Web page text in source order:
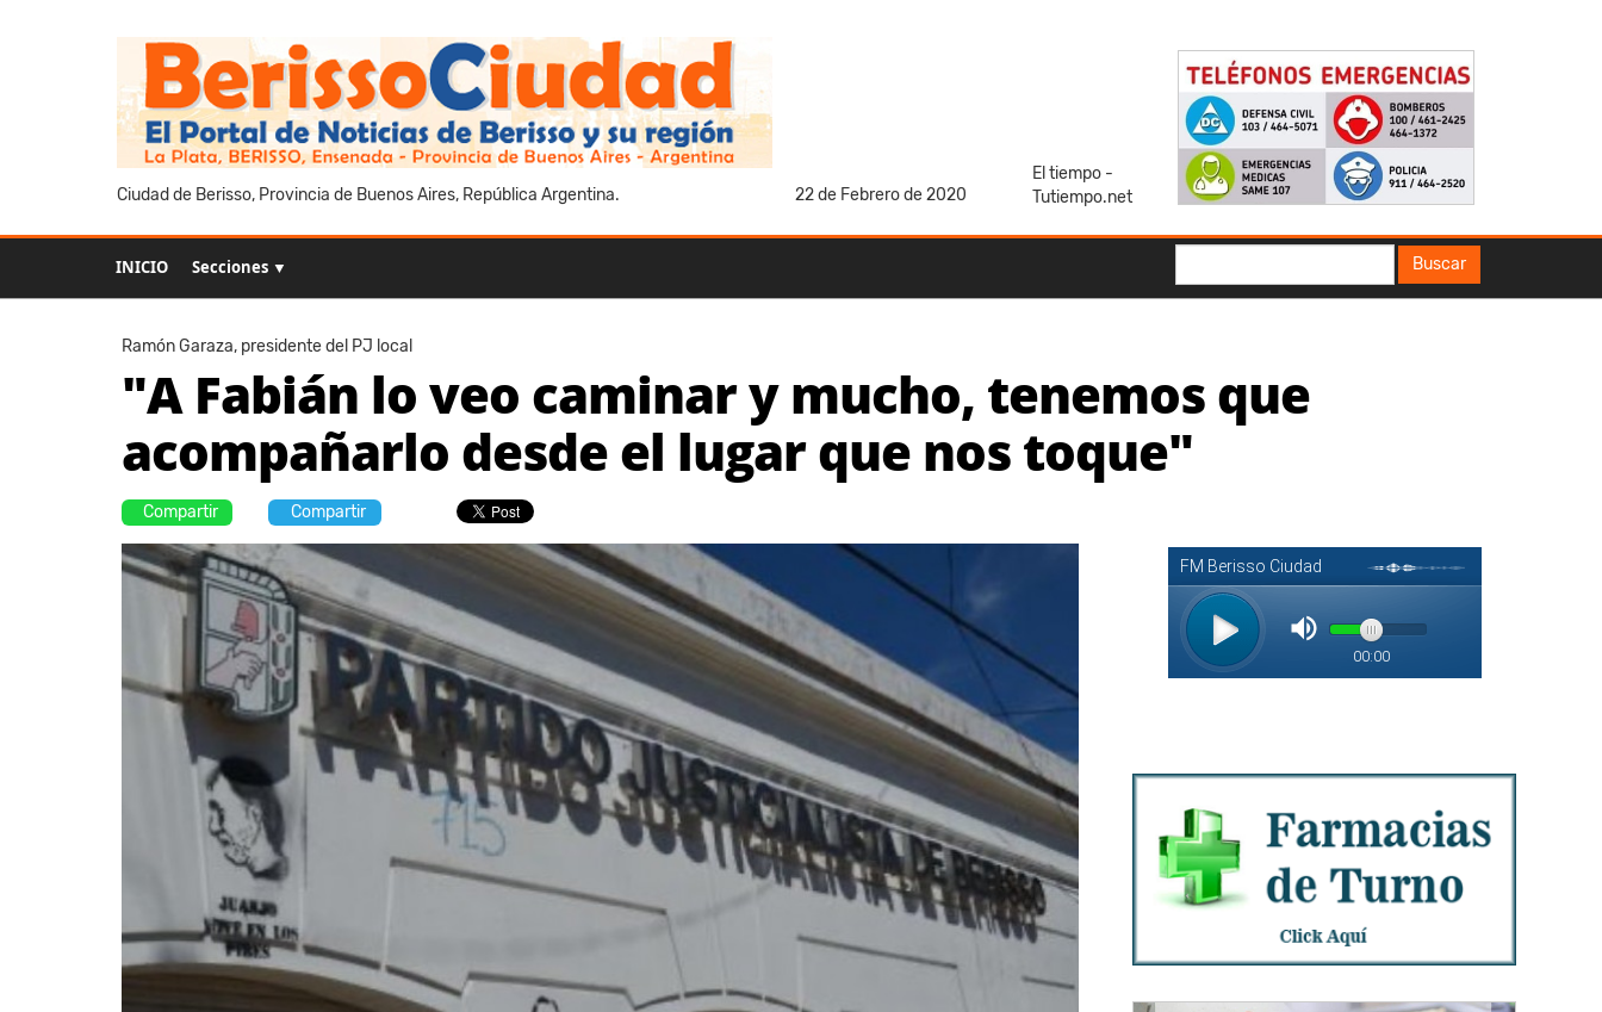
Ciudad de Berisso, Provincia de Buenos Aires, República Argentina. 22 de Febrero de 2020
El tiempo -
Tutiempo.net
INICIO Secciones ▼ Buscar
Ramón Garaza, presidente del PJ local
"A Fabián lo veo caminar y mucho, tenemos que
acompañarlo desde el lugar que nos toque"
Compartir Compartir